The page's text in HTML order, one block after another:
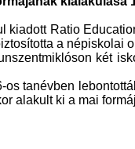
kiadott Ratio
a népiskolai
két
tanévben
alakult ki a mai